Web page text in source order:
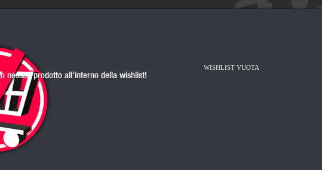
WISHLIST VUOTA
nessun prodotto all'interno della wishlist!